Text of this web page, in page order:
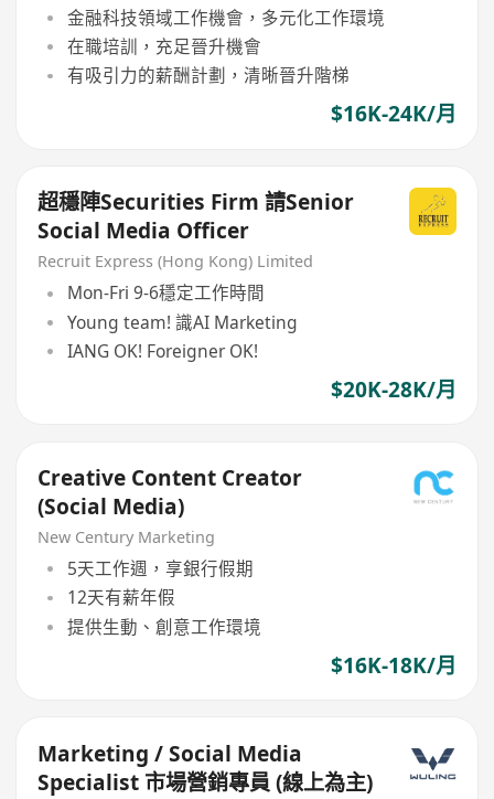
金融科技領域工作機會，多元化工作環境
在職培訓，充足晉升機會
有吸引力的薪酬計劃，清晰晉升階梯
$16K-24K/月
超穩陣Securities Firm 請Senior
Social Media Officer
Recruit Express (Hong Kong) Limited
Mon-Fri 9-6穩定工作時間
Young team! 識AI Marketing
IANG OK! Foreigner OK!
$20K-28K/月
Creative Content Creator
(Social Media)
New Century Marketing
5天工作週，享銀行假期
12天有薪年假
提供生動、創意工作環境
$16K-18K/月
Marketing / Social Media
Specialist 市場營銷專員 (線上為主)